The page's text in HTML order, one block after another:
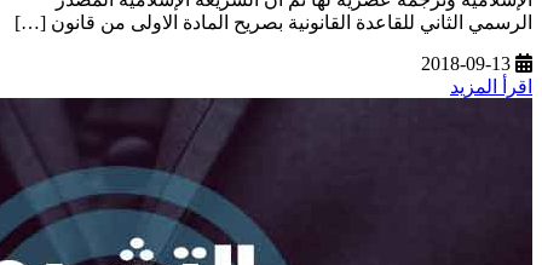
الرسمي الثاني للقاعدة القانونية بصريح المادة الاولى من قانون […]
2018-09-13
اقرأ المزيد